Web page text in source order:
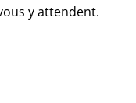
y attendent.